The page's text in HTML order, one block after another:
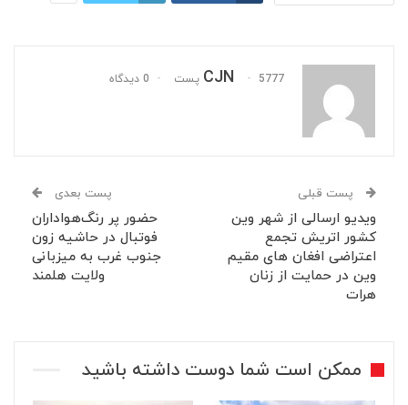
CJN 5777 پست 0 دیدگاه
پست قبلی
ویدیو ارسالی از شهر وین
کشور اتریش تجمع
اعتراضی افغان های مقیم
وین در حمایت از زنان
هرات
پست بعدی
حضور پر رنگ‌هواداران
فوتبال در حاشیه زون
جنوب غرب به میزبانی
ولایت هلمند
ممکن است شما دوست داشته باشید